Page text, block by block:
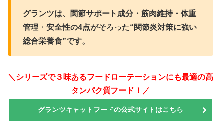
グランツは、関節サポート成分・筋肉維持・体重
管理・安全性の4点がそろった“関節炎対策に強い
総合栄養食”です。
＼シリーズで３味あるフードローテーションにも最適の高
タンパク質フード！／
グランツキャットフードの公式サイトはこちら